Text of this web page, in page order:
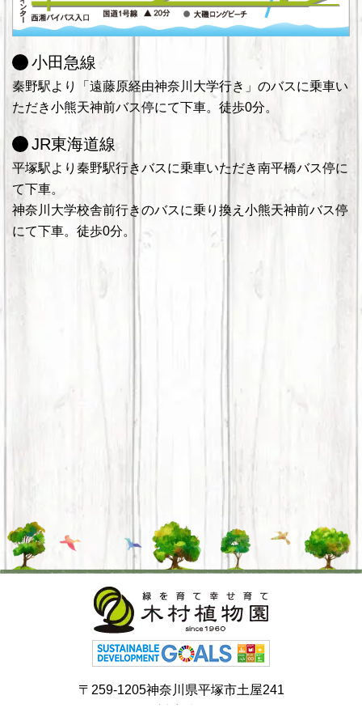
小田急線
秦野駅より「遠藤原経由神奈川大学行き」のバスに乗車い
ただき小熊天神前バス停にて下車。徒歩0分。
JR東海道線
平塚駅より秦野駅行きバスに乗車いただき南平橋バス停に
て下車。
神奈川大学校舎前行きのバスに乗り換え小熊天神前バス停
にて下車。徒歩0分。
〒259-1205神奈川県平塚市土屋241